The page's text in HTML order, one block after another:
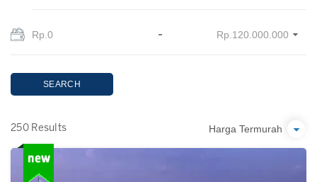
SEARCH
250 Results Harga Termurah